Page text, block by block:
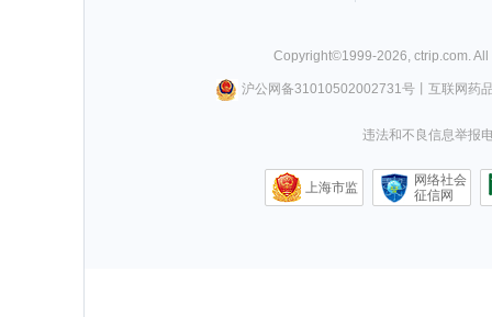
Copyright©1999-2026 ctrip.com .
沪公网备31010502002731号丨 互联网药
违法和不良信息举报
上海市监
网络社会
征信网